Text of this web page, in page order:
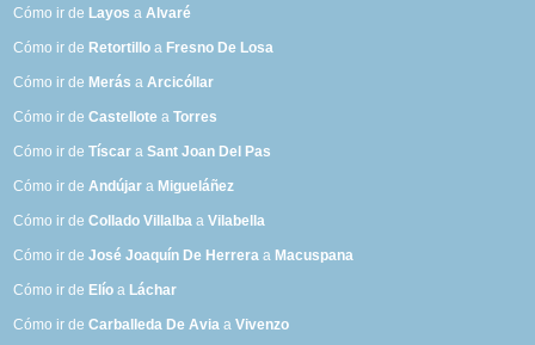
Cómo ir de Layos aAlvaré
Cómo ir de Retortillo a Fresno De Losa
Cómo ir de Merás aArcicóllar
Cómo ir deCastellote aTorres
Cómo ir deTíscar aSant Joan Del Pas
Cómo ir deAndújar a Migueláñez
Cómo ir deCollado Villalba aVilabella
Cómo ir deJosé Joaquín De Herrera a Macuspana
Cómo ir de Elío a Láchar
Cómo ir deCarballeda De Avia aVivenzo